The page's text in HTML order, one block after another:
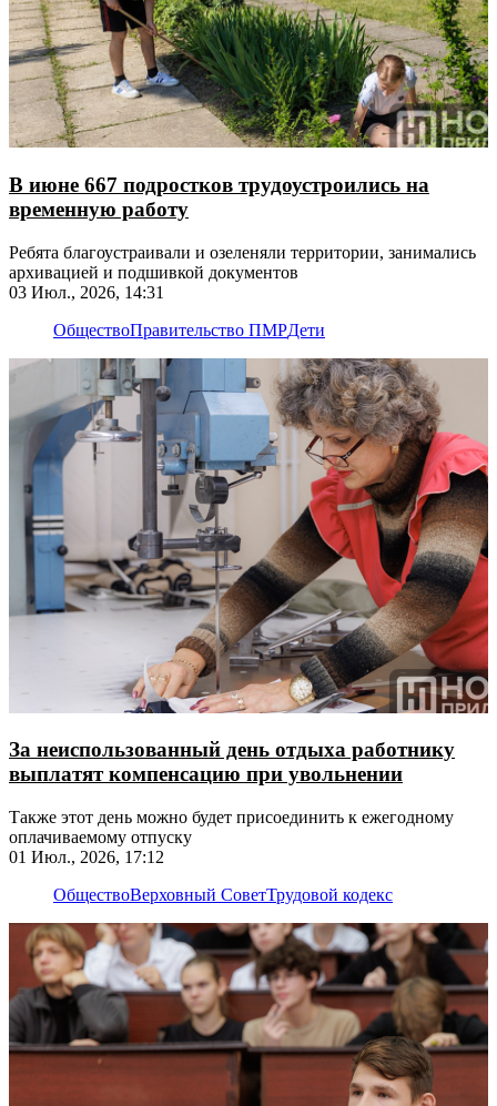
В июне 667 подростков трудоустроились на
временную работу
Ребята благоустраивали и озеленяли территории, занимались
архивацией и подшивкой документов
03 Июл., 2026, 14:31
ОбществоПравительство ПМРДети
За неиспользованный день отдыха работнику
выплатят компенсацию при увольнении
Также этот день можно будет присоединить к ежегодному
оплачиваемому отпуску
01 Июл., 2026, 17:12
ОбществоВерховный СоветТрудовой кодекс